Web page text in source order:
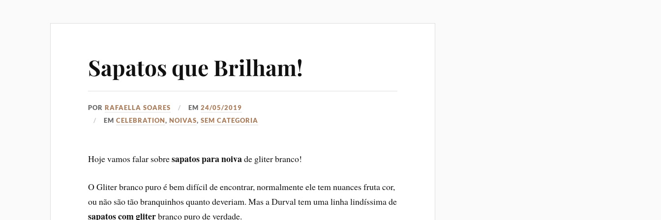
Sapatos que Brilham!
PORRAFAELLA SOARES EM24/05/2019
EMCELEBRATION,NOIVAS,SEM CATEGORIA
Hoje vamos falar sobresapatos para noivade gliter branco!
O Gliter branco puro é bem difícil de encontrar, normalmente ele tem nuances fruta cor,
ou não são tão branquinhos quanto deveriam. Mas a Durval tem uma linha lindíssima de
sapatos com gliterbranco puro de verdade.